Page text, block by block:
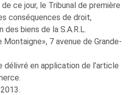
ce jour, le Tribunal de première
conséquences de droit,
des biens de la S.A.R.L.
Montaigne», 7 avenue de Grande-
en application de l’article